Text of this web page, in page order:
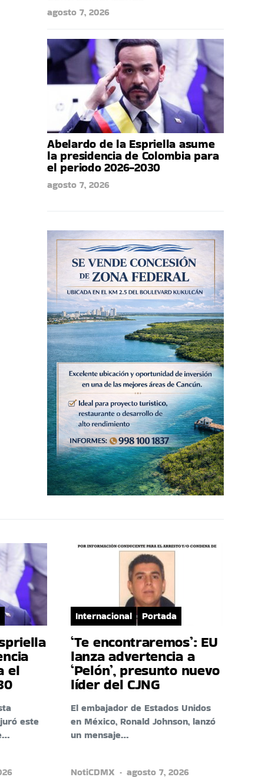
agosto 7, 2026
Abelardo de la Espriella asume
la presidencia de Colombia para
el periodo 2026-2030
agosto 7, 2026
el
este
Internacional Portada
‘Te encontraremos’: EU
lanza advertencia a
‘Pelón’, presunto nuevo
líder del CJNG
El embajador de Estados Unidos
en México, Ronald Johnson, lanzó
un mensaje…
NotiCDMX agosto 7, 2026